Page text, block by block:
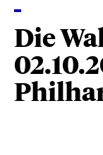
Position
Die